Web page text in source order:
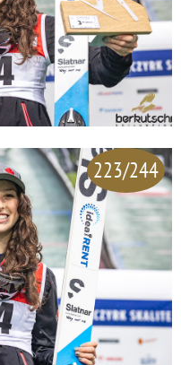
223/244